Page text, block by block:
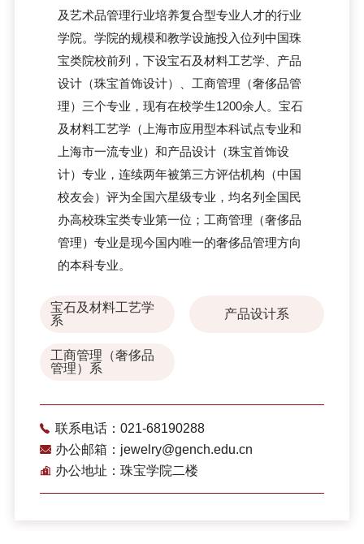
及艺术品管理行业培养复合型专业人才的行业
学院。学院的规模和教学设施投入位列中国珠
宝类院校前列，下设宝石及材料工艺学、产品
设计（珠宝首饰设计）、工商管理（奢侈品管
理）三个专业，现有在校学生1200余人。宝石
及材料工艺学（上海市应用型本科试点专业和
上海市一流专业）和产品设计（珠宝首饰设
计）专业，连续两年被第三方评估机构（中国
校友会）评为全国六星级专业，均名列全国民
办高校珠宝类专业第一位；工商管理（奢侈品
管理）专业是现今国内唯一的奢侈品管理方向
的本科专业。
宝石及材料工艺学
系
产品设计系
工商管理（奢侈品
管理）系
联系电话：021-68190288
办公邮箱：jewelry@gench.edu.cn
办公地址：珠宝学院二楼